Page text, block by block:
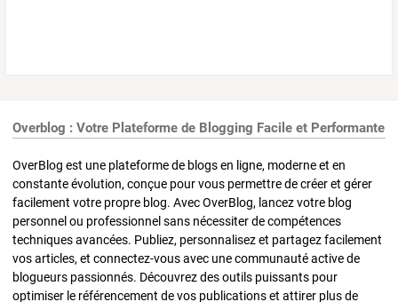
Overblog : Votre Plateforme de Blogging Facile et Performante
OverBlog est une plateforme de blogs en ligne, moderne et en
constante évolution, conçue pour vous permettre de créer et gérer
facilement votre propre blog. Avec OverBlog, lancez votre blog
personnel ou professionnel sans nécessiter de compétences
techniques avancées. Publiez, personnalisez et partagez facilement
vos articles, et connectez-vous avec une communauté active de
blogueurs passionnés. Découvrez des outils puissants pour
optimiser le référencement de vos publications et attirer plus de